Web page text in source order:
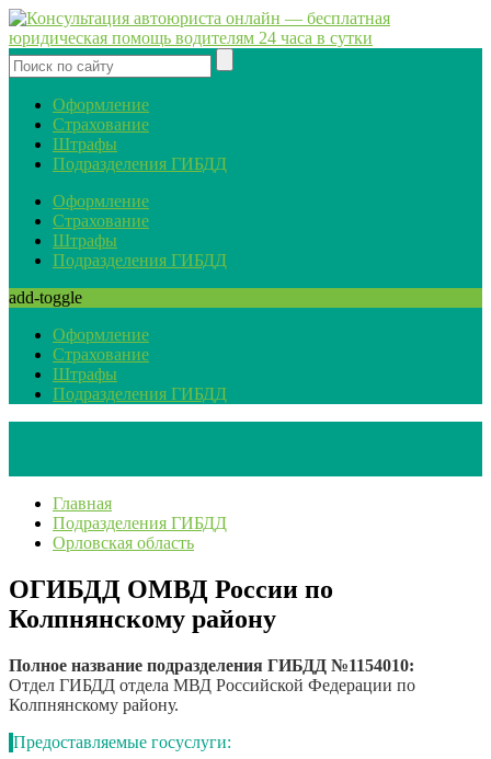
Оформление
Страхование
Штрафы
Подразделения ГИБДД
Оформление
Страхование
Штрафы
Подразделения ГИБДД
add-toggle
Оформление
Страхование
Штрафы
Подразделения ГИБДД
Главная
Подразделения ГИБДД
Орловская область
ОГИБДД ОМВД России по
Колпнянскому району
Полное название подразделения ГИБДД №1154010:
Отдел ГИБДД отдела МВД Российской Федерации по
Колпнянскому району.
Предоставляемые госуслуги: